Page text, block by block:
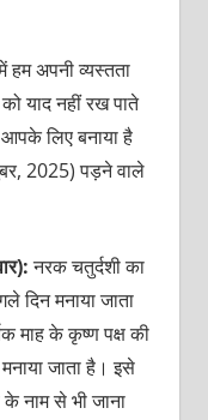
अपनी व्यस्तता
याद नहीं रख पाते
लिए बनाया है
2025) पड़ने वाले
नरक चतुर्दशी का
दिन मनाया जाता
माह के कृष्ण पक्ष की
जाता है। इसे
नाम से भी जाना